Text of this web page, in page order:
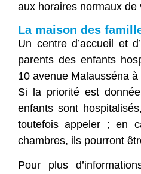
aux horaires normaux de
La maison des
Un centre d’accueil et
parents des enfants
10 avenue Malausséna à
Si la priorité est
enfants sont
toutefois appeler ; en
chambres, ils pourront
Pour plus